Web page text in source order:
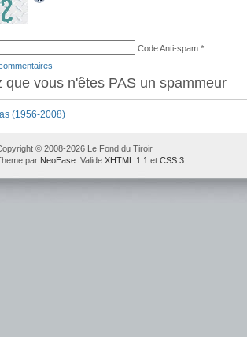
Code Anti-spam *
que vous n'êtes PAS un spammeur
(1956-2008)
© 2008-2026 Le Fond du Tiroir
par NeoEase . Valide XHTML 1.1 et CSS 3